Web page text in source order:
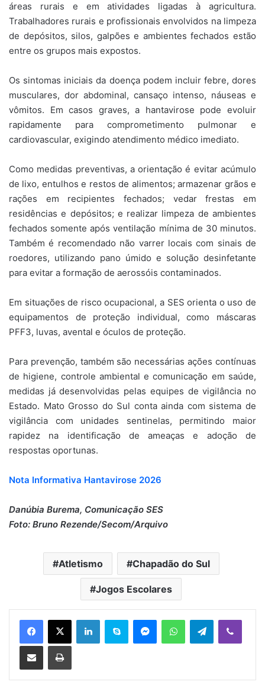
áreas rurais e em atividades ligadas à agricultura.
Trabalhadores rurais e profissionais envolvidos na limpeza
de depósitos, silos, galpões e ambientes fechados estão
entre os grupos mais expostos.
Os sintomas iniciais da doença podem incluir febre, dores
musculares, dor abdominal, cansaço intenso, náuseas e
vômitos. Em casos graves, a hantavirose pode evoluir
rapidamente para comprometimento pulmonar e
cardiovascular, exigindo atendimento médico imediato.
Como medidas preventivas, a orientação é evitar acúmulo
de lixo, entulhos e restos de alimentos; armazenar grãos e
rações em recipientes fechados; vedar frestas em
residências e depósitos; e realizar limpeza de ambientes
fechados somente após ventilação mínima de 30 minutos.
Também é recomendado não varrer locais com sinais de
roedores, utilizando pano úmido e solução desinfetante
para evitar a formação de aerossóis contaminados.
Em situações de risco ocupacional, a SES orienta o uso de
equipamentos de proteção individual, como máscaras
PFF3, luvas, avental e óculos de proteção.
Para prevenção, também são necessárias ações contínuas
de higiene, controle ambiental e comunicação em saúde,
medidas já desenvolvidas pelas equipes de vigilância no
Estado. Mato Grosso do Sul conta ainda com sistema de
vigilância com unidades sentinelas, permitindo maior
rapidez na identificação de ameaças e adoção de
respostas oportunas.
Nota Informativa Hantavirose 2026
Danúbia Burema, Comunicação SES
Foto: Bruno Rezende/Secom/Arquivo
Atletismo Chapadão do Sul
Jogos Escolares
Telegram